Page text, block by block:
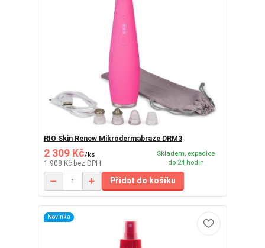
RIO Skin Renew Mikrodermabraze DRM3
2 309 Kč/ks
1 908 Kč bez DPH
Skladem, expedice
do 24 hodin
Přidat do košíku
Novinka